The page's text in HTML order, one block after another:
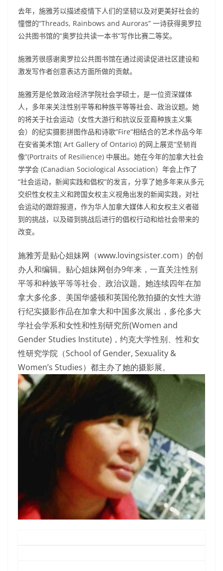
去年，施雅芳以描述疫情下人们的坚韧以及对更美好社会的
憧憬的“Threads, Rainbows and Auroras” 一诗获得奥罗拉
公共图书馆的“奥罗拉共读一本书”写作比赛二等奖。
施雅芳很感谢奥罗拉公共图书馆在通过阅读促进社区建设和
激发写作者创意表达方面所做的贡献。
施雅芳是伦敦政治经济学院社会学硕士，是一位资深媒体
人，多年来关注性别平等和种族平等等社会、政治议题。她
的将关于社会运动（女性大游行和抗议反亚裔种族主义集
会）的纪实摄影拼图作品和诗歌”Fire”相结合的艺术作品今年
在安省美术馆( Art Gallery of Ontario) 的网上展览“坚韧肖
像”(Portraits of Resilience) 中展出。她在今年的加拿大社会
学学会 (Canadian Sociological Association）年会上作了
“社会运动，新闻实践和倡权”的发言，分享了她多年来从多元
交织性女权主义和跨国女权主义视角出发的新闻实践，对社
会运动的跟踪报道，作为华人加拿大媒体人和女权主义者碰
到的挑战，以及碰到挑战后进行的倡权行动和给社会带来的
改变。
施雅芳是贴心姐妹网（www.lovingsister.com）的创
办人和编辑。贴心姐妹网创办9年来，一直关注性别
平等和种族平等等社会、政治议题。她连续四年在加
拿大多伦多、美国华盛顿和英国伦敦拍摄的女性大游
行纪实摄影作品在加拿大和中国多次展出，多伦多大
学社会学系和女性和性别研究所(Women and
Gender Studies Institute)，约克大学性别、性和女
性研究学院（School of Gender, Sexuality &
Women’s Studies）都主办了她的摄影展。